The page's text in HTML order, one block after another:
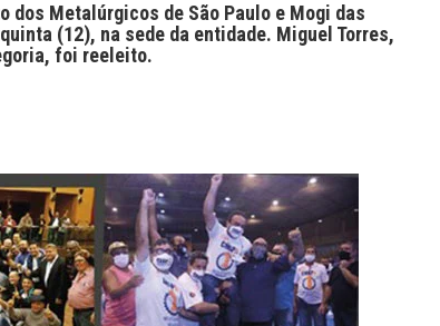
Metalúrgicos de São Paulo e Mogi das
(12), na sede da entidade. Miguel Torres,
foi reeleito.